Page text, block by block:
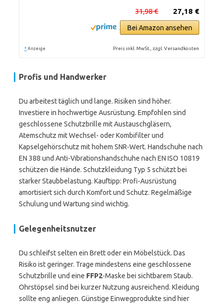
27,18 €
31,98 €
Bei Amazon ansehen
* Anzeige Preis inkl. MwSt., zzgl. Versandkosten
Profis und Handwerker
Du arbeitest täglich und lange. Risiken sind höher.
Investiere in hochwertige Ausrüstung. Empfohlen sind
geschlossene Schutzbrille mit Austauschgläsern,
Atemschutz mit Wechsel- oder Kombifilter und
Kapselgehörschutz mit hohem SNR-Wert. Handschuhe nach
EN 388 und Anti-Vibrationshandschuhe nach EN ISO 10819
schützen die Hände. Schutzkleidung Typ 5 schützt bei
starker Staubbelastung. Kauftipp: Profi-Ausrüstung
amortisiert sich durch Komfort und Schutz. Regelmäßige
Schulung und Wartung sind wichtig.
Gelegenheitsnutzer
Du schleifst selten ein Brett oder ein Möbelstück. Das
Risiko ist geringer. Trage mindestens eine geschlossene
Schutzbrille und eine FFP2-Maske bei sichtbarem Staub.
Ohrstöpsel sind bei kurzer Nutzung ausreichend. Kleidung
sollte eng anliegen. Günstige Einwegprodukte sind hier